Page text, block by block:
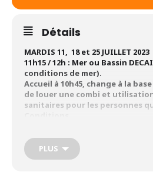
Détails
MARDIS 11, 18 et 25 JUILLET 2023
11h15 / 12h : Mer ou Bassin
conditions de mer).
Accueil à 10h45, change à la
de louer une combi et
sanitaires pour les personnes
vagues et éclaboussures sur le
PLUS